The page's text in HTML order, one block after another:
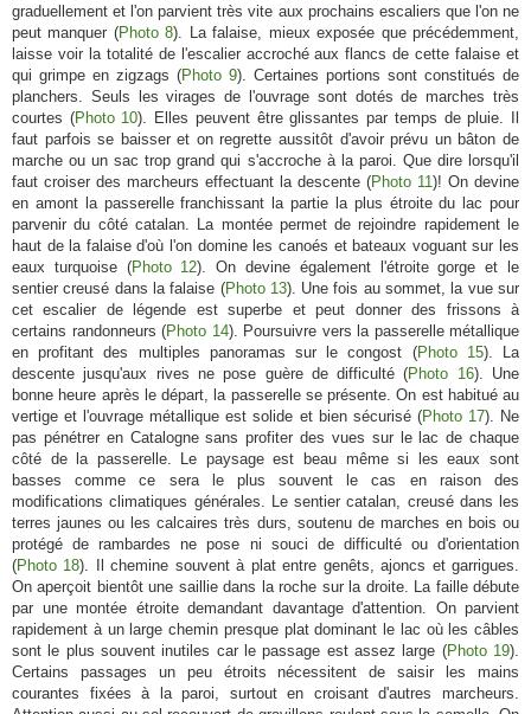
graduellement et l'on parvient très vite aux prochains escaliers que l'on ne
peut manquer (Photo 8). La falaise, mieux exposée que précédemment,
laisse voir la totalité de l'escalier accroché aux flancs de cette falaise et
qui grimpe en zigzags (Photo 9). Certaines portions sont constitués de
planchers. Seuls les virages de l'ouvrage sont dotés de marches très
courtes (Photo 10). Elles peuvent être glissantes par temps de pluie. Il
faut parfois se baisser et on regrette aussitôt d'avoir prévu un bâton de
marche ou un sac trop grand qui s'accroche à la paroi. Que dire lorsqu'il
faut croiser des marcheurs effectuant la descente (Photo 11)! On devine
en amont la passerelle franchissant la partie la plus étroite du lac pour
parvenir du côté catalan. La montée permet de rejoindre rapidement le
haut de la falaise d'où l'on domine les canoés et bateaux voguant sur les
eaux turquoise (Photo 12). On devine également l'étroite gorge et le
sentier creusé dans la falaise (Photo 13). Une fois au sommet, la vue sur
cet escalier de légende est superbe et peut donner des frissons à
certains randonneurs (Photo 14). Poursuivre vers la passerelle métallique
en profitant des multiples panoramas sur le congost (Photo 15). La
descente jusqu'aux rives ne pose guère de difficulté (Photo 16). Une
bonne heure après le départ, la passerelle se présente. On est habitué au
vertige et l'ouvrage métallique est solide et bien sécurisé (Photo 17). Ne
pas pénétrer en Catalogne sans profiter des vues sur le lac de chaque
côté de la passerelle. Le paysage est beau même si les eaux sont
basses comme ce sera le plus souvent le cas en raison des
modifications climatiques générales. Le sentier catalan, creusé dans les
terres jaunes ou les calcaires très durs, soutenu de marches en bois ou
protégé de rambardes ne pose ni souci de difficulté ou d'orientation
(Photo 18). Il chemine souvent à plat entre genêts, ajoncs et garrigues.
On aperçoit bientôt une saillie dans la roche sur la droite. La faille débute
par une montée étroite demandant davantage d'attention. On parvient
rapidement à un large chemin presque plat dominant le lac où les câbles
sont le plus souvent inutiles car le passage est assez large (Photo 19).
Certains passages un peu étroits nécessitent de saisir les mains
courantes fixées à la paroi, surtout en croisant d'autres marcheurs.